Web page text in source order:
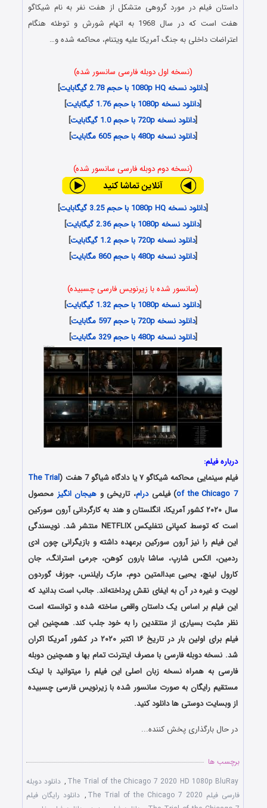
داستان فیلم در مورد گروهی متشکل از هفت نفر به نام شیکاگو
هفت است که در سال 1968 به اتهام شورش و توطئه هنگام
اعتراضات داخلی به جنگ آمریکا علیه ویتنام، محاکمه شده و…
(نسخه اول دوبله فارسی سانسور شده)
[دانلود نسخه 1080p HQ با حجم 2.78 گیگابایت
]
[دانلود نسخه 1080p با حجم 1.76 گیگابایت
]
[دانلود نسخه 720p با حجم 1.0 گیگابایت
]
[دانلود نسخه 480p با حجم 605 مگابایت ]
(نسخه دوم دوبله فارسی سانسور شده)
[دانلود نسخه 1080p HQ با حجم 3.25 گیگابایت
]
[دانلود نسخه 1080p با حجم 2.36 گیگابایت
]
[دانلود نسخه 720p با حجم 1.2 گیگابایت
]
[دانلود نسخه 480p با حجم 860 مگابایت ]
(سانسور شده با زیرنویس فارسی چسبیده)
[دانلود نسخه 1080p با حجم 1.32 گیگابایت
]
[دانلود نسخه 720p با حجم 597 مگابایت
]
[دانلود نسخه 480p با حجم 329 مگابایت ]
درباره فیلم:
فیلم سینمایی محاکمه شیکاگو ۷ یا دادگاه شیاگو 7 هفت (
The Trial
of the Chicago 7) فیلمیدرام، تاریخی و هیجان انگیز محصول
سال ۲۰۲۰ کشور آمریکا، انگلستان و هند به کارگردانی آرون سورکین
است که توسط کمپانی نتفلیکس NETFLIX منتشر شد. نویسندگی
این فیلم را نیز آرون سورکین برعهده داشته و بازیگرانی چون ادی
ردمین، الکس شارپ، ساشا بارون کوهن، جرمی استرانگ، جان
کارول لینچ، یحیی عبدالمتین دوم، مارک رایلنس، جوزف گوردون
لویت و غیره در آن به ایفای نقش پرداخته‌اند. جالب است بدانید که
این فیلم بر اساس یک داستان واقعی ساخته شده و توانسته است
نظر مثبت بسیاری از منتقدین را به خود جلب کند. همچنین این
فیلم برای اولین بار در تاریخ ۱۶ اکتبر ۲۰۲۰ در کشور آمریکا اکران
شد. نسخه دوبله فارسی با مصرف اینترنت تمام بها و همچنین دوبله
فارسی به همراه نسخه زبان اصلی این فیلم را میتوانید با لینک
مستقیم رایگان به صورت سانسور شده با زیرنویس فارسی چسبیده
از وبسایت دوستی ها دانلود کنید.
در حال بارگذاری پخش کننده...
برچسب ها
The Trial of the Chicago 7 2020 HD 1080p BluRay
, دانلود دوبله
فارسی فیلم The Trial of the Chicago 7 2020
, دانلود رایگان فیلم